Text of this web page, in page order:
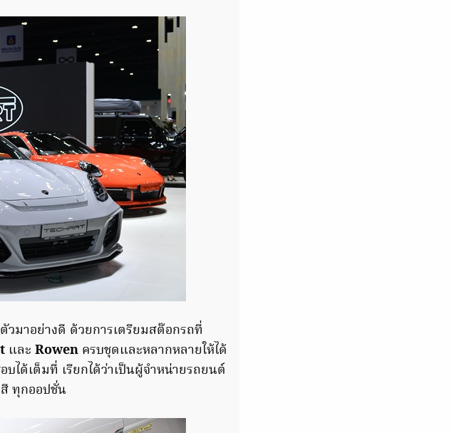
วมาอย่างดี ด้วยการเตรียมสต๊อกรถที่
และ Rowen ครบชุดและหลากหลายให้ได้
ได้เต็มที่ เรียกได้ว่าเป็นผู้จำหน่ายรถยนต์
ทุกออปชั่น